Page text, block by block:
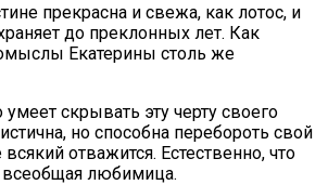
прекрасна и свежа, как лотос, и
до преклонных лет. Как
Екатерины столь же
скрывать эту черту своего
но способна перебороть свой
отважится. Естественно, что
всеобщая любимица.